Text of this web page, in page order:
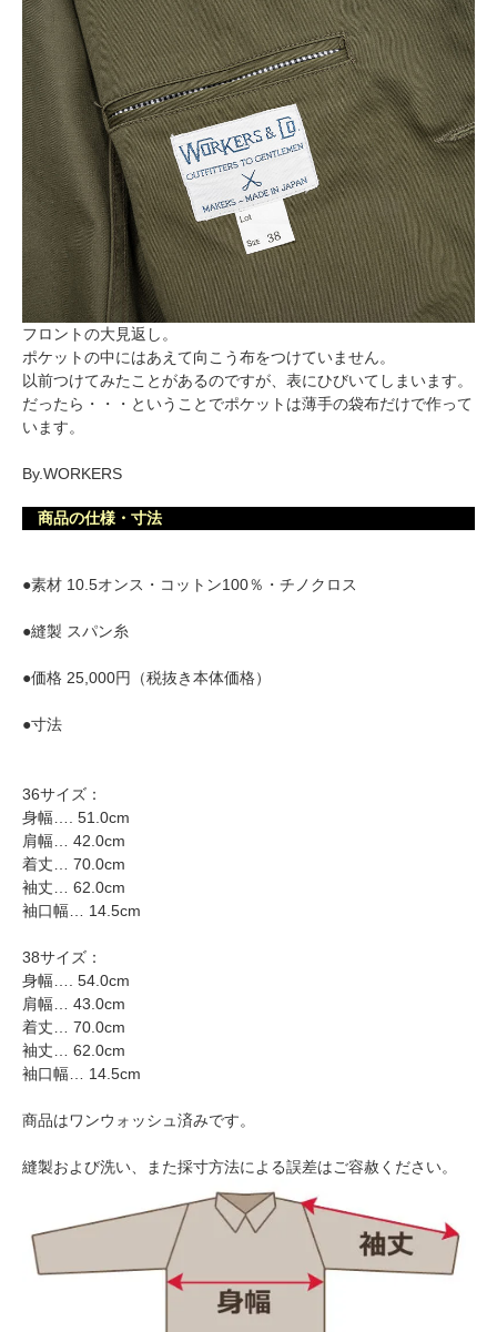
フロントの大見返し。
ポケットの中にはあえて向こう布をつけていません。
以前つけてみたことがあるのですが、表にひびいてしまいます。
だったら・・・ということでポケットは薄手の袋布だけで作って
います。
By.WORKERS
商品の仕様・寸法
●素材 10.5オンス・コットン100％・チノクロス
●縫製 スパン糸
●価格 25,000円（税抜き本体価格）
●寸法
36サイズ：
身幅…. 51.0cm
肩幅… 42.0cm
着丈… 70.0cm
袖丈… 62.0cm
袖口幅… 14.5cm
38サイズ：
身幅…. 54.0cm
肩幅… 43.0cm
着丈… 70.0cm
袖丈… 62.0cm
袖口幅… 14.5cm
商品はワンウォッシュ済みです。
縫製および洗い、また採寸方法による誤差はご容赦ください。